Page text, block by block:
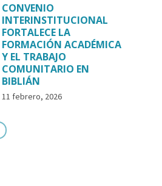
CONVENIO
INTERINSTITUCIONAL
FORTALECE LA
FORMACIÓN ACADÉMICA
Y EL TRABAJO
COMUNITARIO EN
BIBLIÁN
11 febrero, 2026